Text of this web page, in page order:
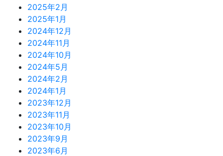
2025年2月
2025年1月
2024年12月
2024年11月
2024年10月
2024年5月
2024年2月
2024年1月
2023年12月
2023年11月
2023年10月
2023年9月
2023年6月